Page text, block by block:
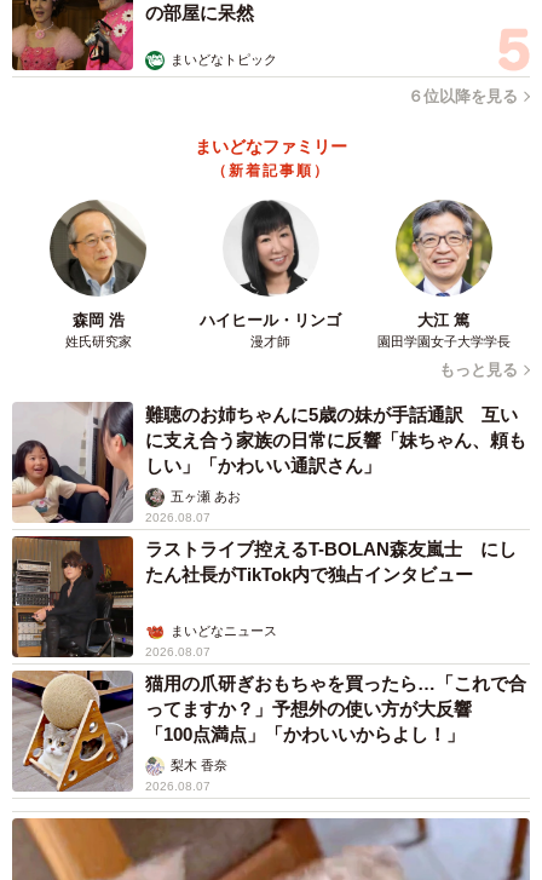
の部屋に呆然
まいどなトピック
６位以降を見る
まいどなファミリー
（新着記事順）
森岡 浩
姓氏研究家
ハイヒール・リンゴ
漫才師
大江 篤
園田学園女子大学学長
もっと見る
難聴のお姉ちゃんに5歳の妹が手話通訳 互い
に支え合う家族の日常に反響「妹ちゃん、頼も
しい」「かわいい通訳さん」
五ヶ瀬 あお
2026.08.07
ラストライブ控えるT-BOLAN森友嵐士 にし
たん社長がTikTok内で独占インタビュー
まいどなニュース
2026.08.07
猫用の爪研ぎおもちゃを買ったら…「これで合
ってますか？」予想外の使い方が大反響
「100点満点」「かわいいからよし！」
梨木 香奈
2026.08.07